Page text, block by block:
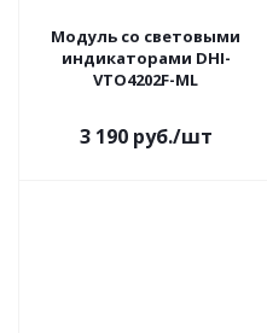
Модуль со световыми
индикаторами DHI-
VTO4202F-ML
3 190руб./шт